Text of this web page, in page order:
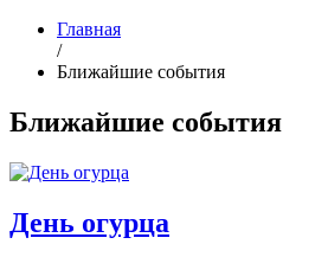
Главная
/
Ближайшие события
Ближайшие события
День огурца